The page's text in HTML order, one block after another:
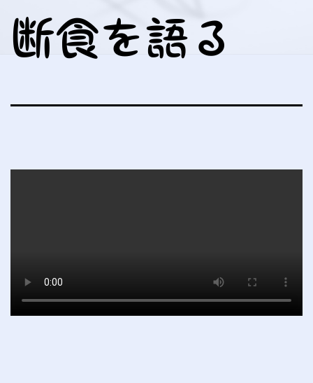
断食を語る